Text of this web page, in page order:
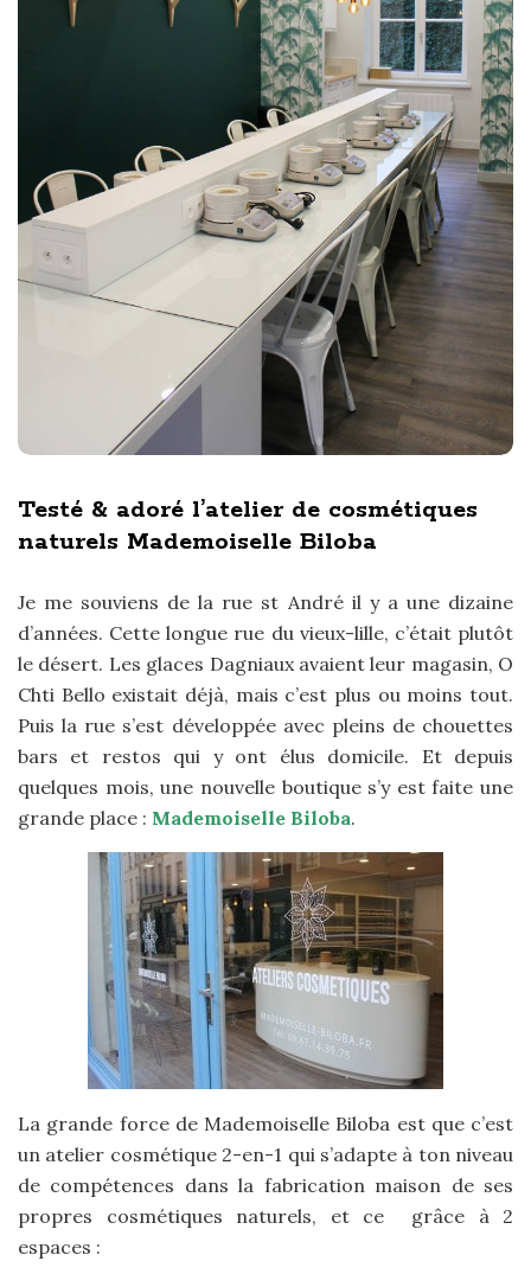
Testé & adoré l’atelier de cosmétiques
naturels Mademoiselle Biloba
Je me souviens de la rue st André il y a une dizaine
d’années. Cette longue rue du vieux-lille, c’était plutôt
le désert. Les glaces Dagniaux avaient leur magasin, O
Chti Bello existait déjà, mais c’est plus ou moins tout.
Puis la rue s’est développée avec pleins de chouettes
bars et restos qui y ont élus domicile. Et depuis
quelques mois, une nouvelle boutique s’y est faite une
grande place : Mademoiselle Biloba.
La grande force de Mademoiselle Biloba est que c’est
un atelier cosmétique 2-en-1 qui s’adapte à ton niveau
de compétences dans la fabrication maison de ses
propres cosmétiques naturels, et ce grâce à 2
espaces :